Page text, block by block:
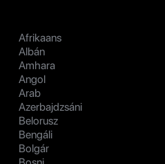
Afrikaans
Albán
Amhara
Angol
Arab
Azerbajdzsáni
Belorusz
Bengáli
Bolgár